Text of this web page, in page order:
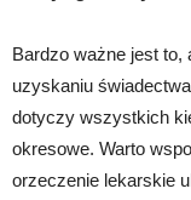
Bardzo ważne jest to,
uzyskaniu
dotyczy wszystkich
okresowe. Warto
orzeczenie lekarskie